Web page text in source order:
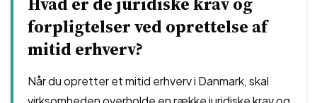
forpligtelser ved oprettelse af
mitid erhverv?
Når du opretter et mitid erhverv i Danmark, skal